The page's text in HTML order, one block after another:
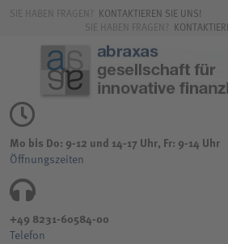
SIE HABEN FRAGEN? KONTAKTIEREN SIE UNS!
SIE HABEN FRAGEN?
Mo bis Do: 9-12 und 14-17 Uhr, Fr: 9-14 Uhr
Öffnungszeiten
+49 8231-60584-00
Telefon